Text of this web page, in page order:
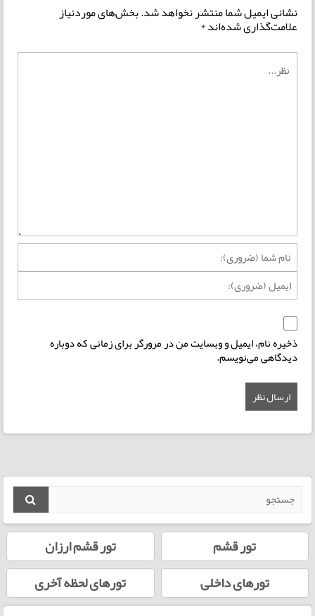
نشانی ایمیل شما منتشر نخواهد شد.بخش‌های موردنیاز
علامت‌گذاری شده‌اند*
ذخیره نام، ایمیل و وبسایت من در مرورگر برای زمانی که دوباره
دیدگاهی می‌نویسم.
تور قشم
تور قشم ارزان
تورهای داخلی
تورهای لحظه‌ آخری